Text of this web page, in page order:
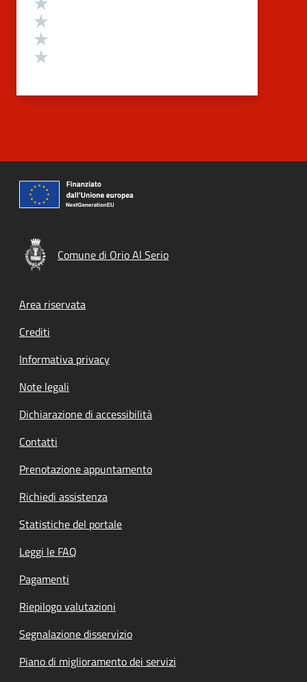
Comune di Orio Al Serio
Footer menu
Area riservata
Crediti
Informativa privacy
Note legali
Dichiarazione di accessibilità
Contatti
Prenotazione appuntamento
Richiedi assistenza
Statistiche del portale
Leggi le FAQ
Pagamenti
Riepilogo valutazioni
Segnalazione disservizio
Piano di miglioramento dei servizi